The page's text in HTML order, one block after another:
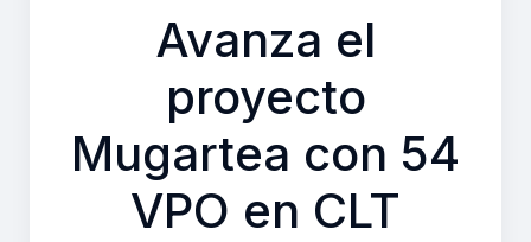
Avanza el
proyecto
Mugartea con 54
VPO en CLT